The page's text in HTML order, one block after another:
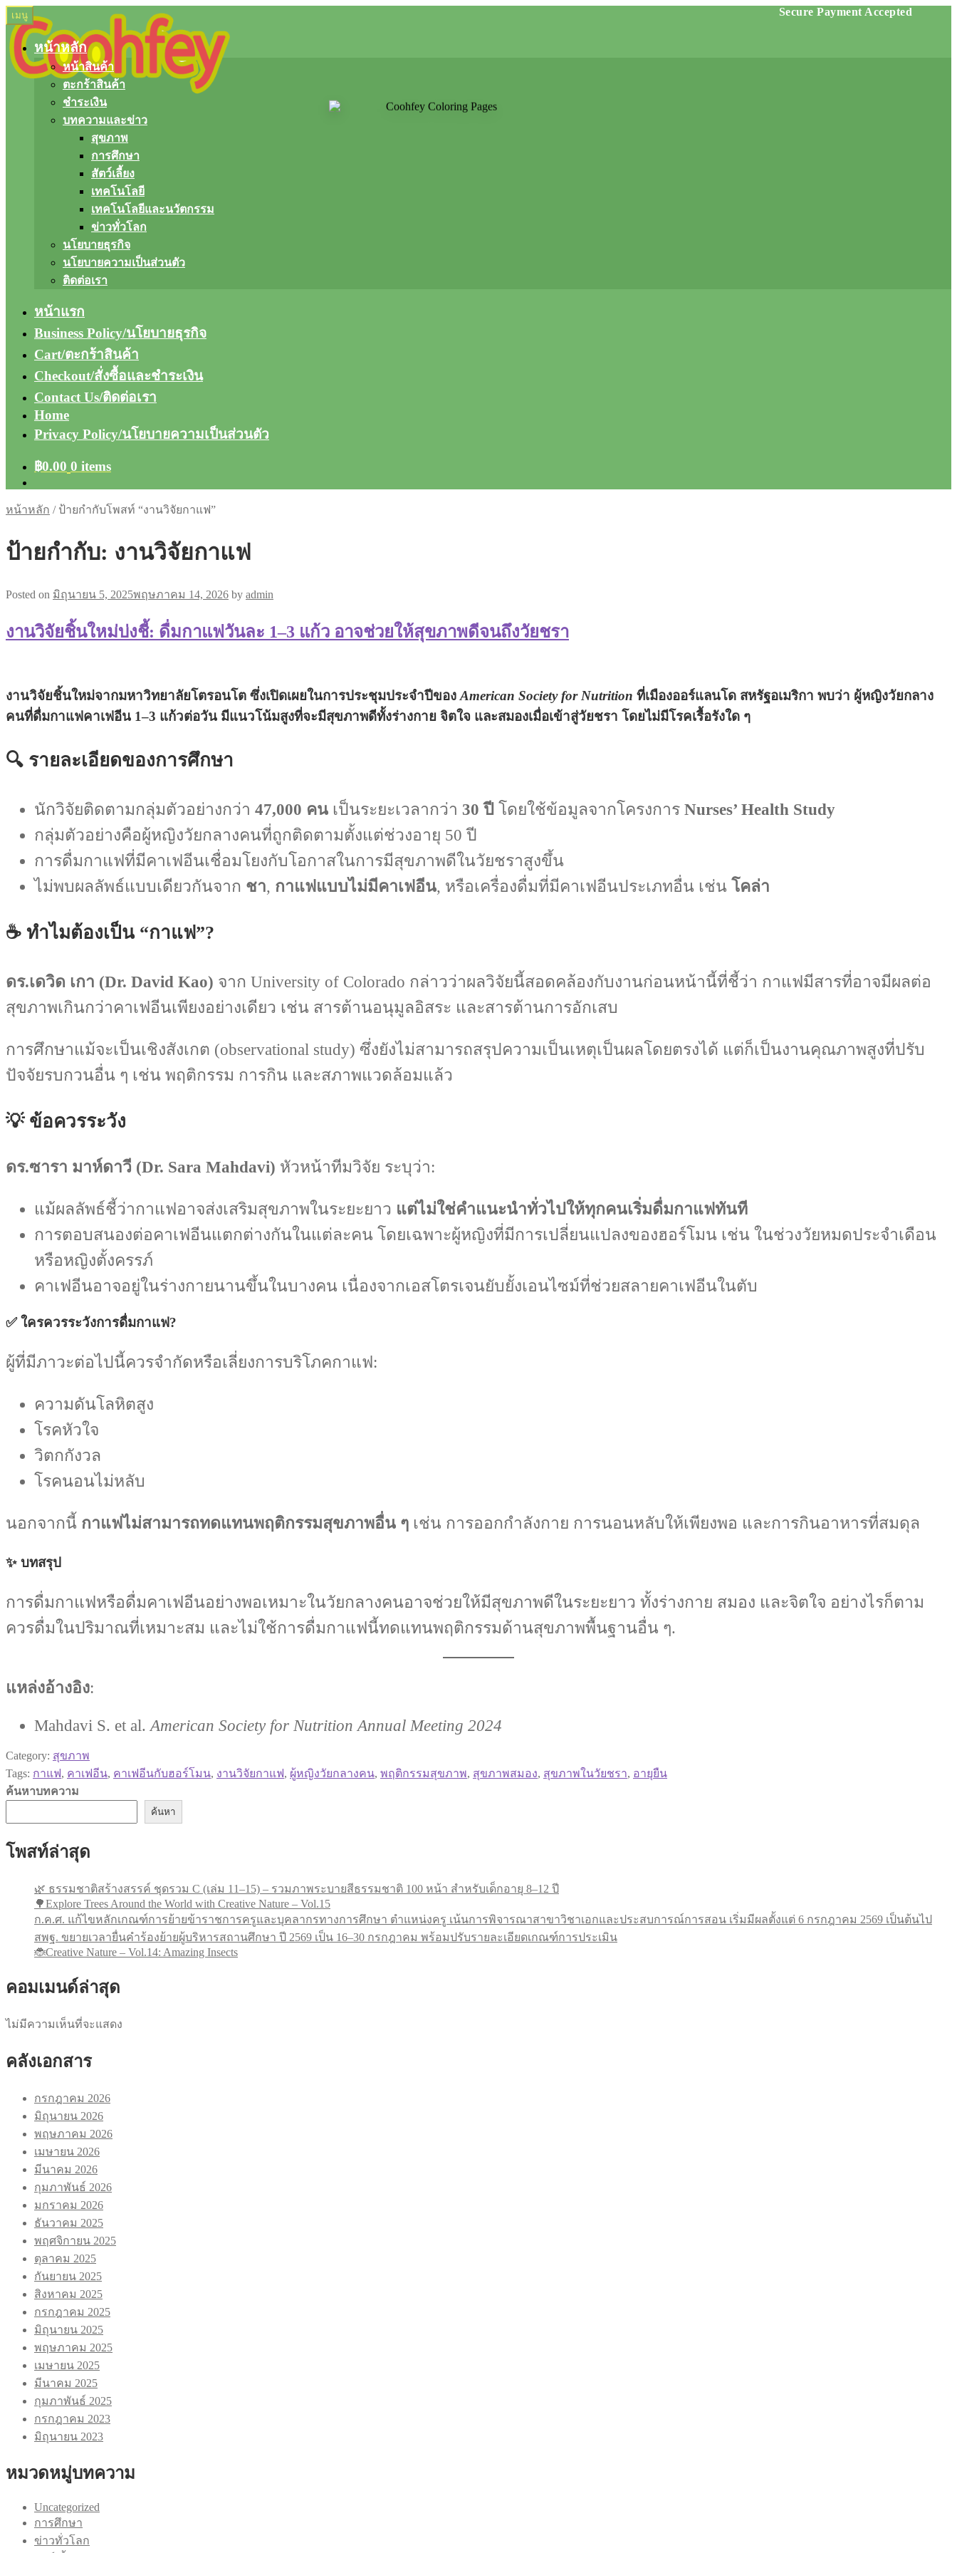
Skip
to
navigation
Skip
to
content
เมนู
หน้าหลัก
หน้าสินค้า
ตะกร้าสินค้า
ชำระเงิน
บทความและข่าว
สุขภาพ
การศึกษา
สัตว์เลี้ยง
เทคโนโลยี
เทคโนโลยีและนวัตกรรม
ข่าวทั่วโลก
นโยบายธุรกิจ
นโยบายความเป็นส่วนตัว
ติดต่อเรา
หน้าแรก
Business Policy/นโยบายธุรกิจ
Cart/ตะกร้าสินค้า
Checkout/สั่งซื้อและชำระเงิน
Contact Us/ติดต่อเรา
Home
Privacy Policy/นโยบายความเป็นส่วนตัว
฿0.00 0 items
หน้าหลัก / ป้ายกำกับโพสท์ “งานวิจัยกาแฟ”
ป้ายกำกับ: งานวิจัยกาแฟ
Posted on มิถุนายน 5, 2025พฤษภาคม 14, 2026 by admin
งานวิจัยชิ้นใหม่บ่งชี้: ดื่มกาแฟวันละ 1–3 แก้ว อาจช่วยให้สุขภาพดีจนถึงวัยชรา
งานวิจัยชิ้นใหม่จากมหาวิทยาลัยโตรอนโต ซึ่งเปิดเผยในการประชุมประจำปีของAmerican Society for Nutrition ที่เมืองออร์แลนโด สหรัฐอเมริกา พบว่า ผู้หญิงวัยกลาง
คนที่ดื่มกาแฟคาเฟอีน 1–3 แก้วต่อวัน มีแนวโน้มสูงที่จะมีสุขภาพดีทั้งร่างกาย จิตใจ และสมองเมื่อเข้าสู่วัยชรา โดยไม่มีโรคเรื้อรังใด ๆ
🔍 รายละเอียดของการศึกษา
นักวิจัยติดตามกลุ่มตัวอย่างกว่า 47,000 คน เป็นระยะเวลากว่า 30 ปี โดยใช้ข้อมูลจากโครงการ Nurses’ Health Study
กลุ่มตัวอย่างคือผู้หญิงวัยกลางคนที่ถูกติดตามตั้งแต่ช่วงอายุ 50 ปี
การดื่มกาแฟที่มีคาเฟอีนเชื่อมโยงกับโอกาสในการมีสุขภาพดีในวัยชราสูงขึ้น
ไม่พบผลลัพธ์แบบเดียวกันจาก ชา, กาแฟแบบไม่มีคาเฟอีน, หรือเครื่องดื่มที่มีคาเฟอีนประเภทอื่น เช่น โคล่า
☕ ทำไมต้องเป็น “กาแฟ”?
ดร.เดวิด เกา (Dr. David Kao) จาก University of Colorado กล่าวว่าผลวิจัยนี้สอดคล้องกับงานก่อนหน้านี้ที่ชี้ว่า กาแฟมีสารที่อาจมีผลต่อ
สุขภาพเกินกว่าคาเฟอีนเพียงอย่างเดียว เช่น สารต้านอนุมูลอิสระ และสารต้านการอักเสบ
การศึกษาแม้จะเป็นเชิงสังเกต (observational study) ซึ่งยังไม่สามารถสรุปความเป็นเหตุเป็นผลโดยตรงได้ แต่ก็เป็นงานคุณภาพสูงที่ปรับ
ปัจจัยรบกวนอื่น ๆ เช่น พฤติกรรม การกิน และสภาพแวดล้อมแล้ว
💡 ข้อควรระวัง
ดร.ซารา มาห์ดาวี (Dr. Sara Mahdavi) หัวหน้าทีมวิจัย ระบุว่า:
แม้ผลลัพธ์ชี้ว่ากาแฟอาจส่งเสริมสุขภาพในระยะยาว แต่ไม่ใช่คำแนะนำทั่วไปให้ทุกคนเริ่มดื่มกาแฟทันที
การตอบสนองต่อคาเฟอีนแตกต่างกันในแต่ละคน โดยเฉพาะผู้หญิงที่มีการเปลี่ยนแปลงของฮอร์โมน เช่น ในช่วงวัยหมดประจำเดือน
หรือหญิงตั้งครรภ์
คาเฟอีนอาจอยู่ในร่างกายนานขึ้นในบางคน เนื่องจากเอสโตรเจนยับยั้งเอนไซม์ที่ช่วยสลายคาเฟอีนในตับ
✅ ใครควรระวังการดื่มกาแฟ?
ผู้ที่มีภาวะต่อไปนี้ควรจำกัดหรือเลี่ยงการบริโภคกาแฟ:
ความดันโลหิตสูง
โรคหัวใจ
วิตกกังวล
โรคนอนไม่หลับ
นอกจากนี้ กาแฟไม่สามารถทดแทนพฤติกรรมสุขภาพอื่น ๆ เช่น การออกกำลังกาย การนอนหลับให้เพียงพอ และการกินอาหารที่สมดุล
✨ บทสรุป
การดื่มกาแฟหรือดื่มคาเฟอีนอย่างพอเหมาะในวัยกลางคนอาจช่วยให้มีสุขภาพดีในระยะยาว ทั้งร่างกาย สมอง และจิตใจ อย่างไรก็ตาม
ควรดื่มในปริมาณที่เหมาะสม และไม่ใช้การดื่มกาแฟนี้ทดแทนพฤติกรรมด้านสุขภาพพื้นฐานอื่น ๆ.
แหล่งอ้างอิง:
Mahdavi S. et al.American Society for Nutrition Annual Meeting 2024
Category: สุขภาพ
Tags: กาแฟ, คาเฟอีน, คาเฟอีนกับฮอร์โมน, งานวิจัยกาแฟ, ผู้หญิงวัยกลางคน, พฤติกรรมสุขภาพ, สุขภาพสมอง, สุขภาพในวัยชรา, อายุยืน
ค้นหาบทความ
ค้นหา
โพสท์ล่าสุด
🌿 ธรรมชาติสร้างสรรค์ ชุดรวม C (เล่ม 11–15) – รวมภาพระบายสีธรรมชาติ 100 หน้า สำหรับเด็กอายุ 8–12 ปี
🌳Explore Trees Around the World with Creative Nature – Vol.15
ก.ค.ศ. แก้ไขหลักเกณฑ์การย้ายข้าราชการครูและบุคลากรทางการศึกษา ตำแหน่งครู เน้นการพิจารณาสาขาวิชาเอกและประสบการณ์การสอน เริ่มมีผลตั้งแต่ 6 กรกฎาคม 2569 เป็นต้นไป
สพฐ. ขยายเวลายื่นคำร้องย้ายผู้บริหารสถานศึกษา ปี 2569 เป็น 16–30 กรกฎาคม พร้อมปรับรายละเอียดเกณฑ์การประเมิน
🐞Creative Nature – Vol.14: Amazing Insects
คอมเมนด์ล่าสุด
ไม่มีความเห็นที่จะแสดง
คลังเอกสาร
กรกฎาคม 2026
มิถุนายน 2026
พฤษภาคม 2026
เมษายน 2026
มีนาคม 2026
กุมภาพันธ์ 2026
มกราคม 2026
ธันวาคม 2025
พฤศจิกายน 2025
ตุลาคม 2025
กันยายน 2025
สิงหาคม 2025
กรกฎาคม 2025
มิถุนายน 2025
พฤษภาคม 2025
เมษายน 2025
มีนาคม 2025
กุมภาพันธ์ 2025
กรกฎาคม 2023
มิถุนายน 2023
หมวดหมู่บทความ
Uncategorized
การศึกษา
ข่าวทั่วโลก